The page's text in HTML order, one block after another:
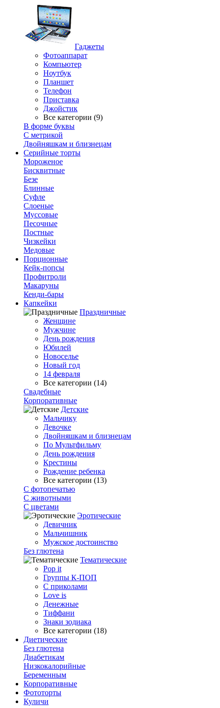
Гаджеты
Фотоаппарат
Компьютер
Ноутбук
Планшет
Телефон
Приставка
Джойстик
Все категории (9)
В форме буквы
С метрикой
Двойняшкам и близнецам
Серийные торты
Мороженое
Бисквитные
Безе
Блинные
Суфле
Слоеные
Муссовые
Песочные
Постные
Чизкейки
Медовые
Порционные
Кейк-попсы
Профитроли
Макаруны
Кенди-бары
Капкейки
Праздничные
Женщине
Мужчине
День рождения
Юбилей
Новоселье
Новый год
14 февраля
Все категории (14)
Свадебные
Корпоративные
Детские
Мальчику
Девочке
Двойняшкам и близнецам
По Мультфильму
День рождения
Крестины
Рождение ребенка
Все категории (13)
С фотопечатью
C животными
С цветами
Эротические
Девичник
Мальчишник
Мужское достоинство
Без глютена
Тематические
Pop it
Группы К-ПОП
С приколами
Love is
Денежные
Тиффани
Знаки зодиака
Все категории (18)
Диетические
Без глютена
Диабетикам
Низкокалорийные
Беременным
Корпоративные
Фототорты
Куличи